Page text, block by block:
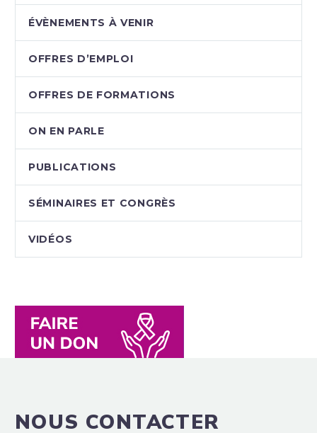
ÉVÈNEMENTS À VENIR
OFFRES D’EMPLOI
OFFRES DE FORMATIONS
ON EN PARLE
PUBLICATIONS
SÉMINAIRES ET CONGRÈS
VIDÉOS
NOUS CONTACTER